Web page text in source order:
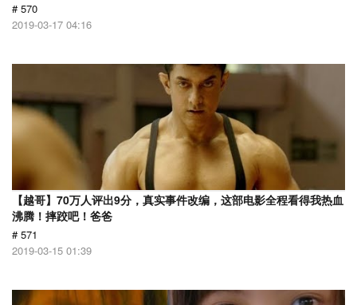
# 570
2019-03-17 04:16
【越哥】70万人评出9分，真实事件改编，这部电影全程看得我热血
沸腾！摔跤吧！爸爸
# 571
2019-03-15 01:39